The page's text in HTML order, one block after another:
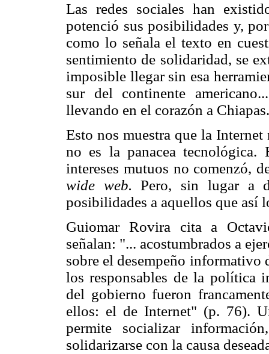
Las redes sociales han
potenció sus posibilidades y,
como lo señala el texto en
sentimiento de solidaridad, se
imposible llegar sin esa
sur del continente
llevando en el corazón a Chiapas.
Esto nos muestra que la
no es la panacea tecnológica.
intereses mutuos no comenzó,
wide web. Pero, sin lugar a
posibilidades a aquellos que así
Guiomar Rovira cita a
señalan: "... acostumbrados a
sobre el desempeño
los responsables de la política
del gobierno fueron
ellos: el de Internet" (p. 76).
permite socializar
solidarizarse con la causa